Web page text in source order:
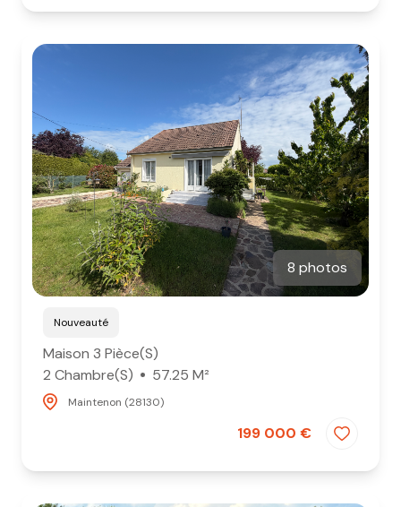
8 photos
Nouveauté
Maison 3 Pièce(s)
2 Chambre(s)
57.25 M²
Maintenon (28130)
199 000 €